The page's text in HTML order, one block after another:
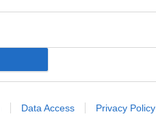
Data Access Privacy Policy